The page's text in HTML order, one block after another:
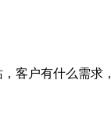
客户有什么需